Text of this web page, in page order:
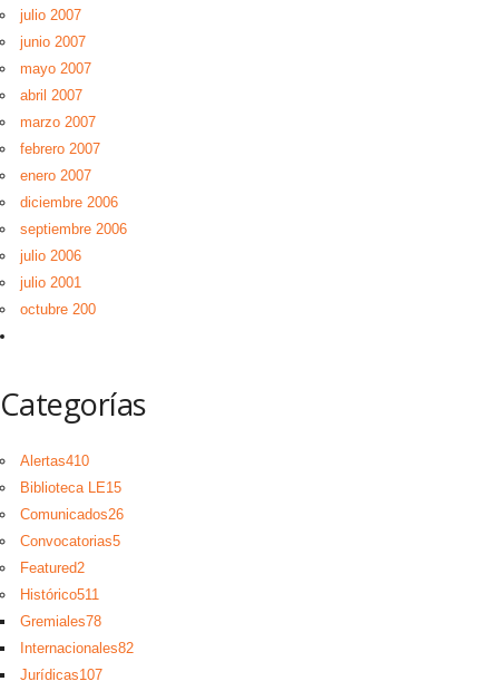
julio 2007
junio 2007
mayo 2007
abril 2007
marzo 2007
febrero 2007
enero 2007
diciembre 2006
septiembre 2006
julio 2006
julio 2001
octubre 200
Categorías
Alertas410
Biblioteca LE15
Comunicados26
Convocatorias5
Featured2
Histórico511
Gremiales78
Internacionales82
Jurídicas107